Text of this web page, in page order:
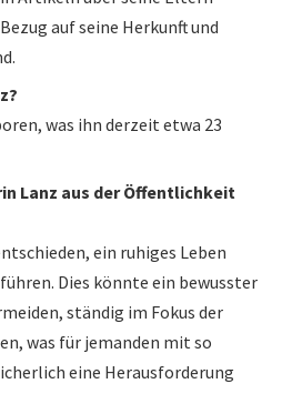
auf seine Herkunft und
was ihn derzeit etwa 23
Lanz aus der Öffentlichkeit
ein ruhiges Leben
Dies könnte ein bewusster
ständig im Fokus der
was für jemanden mit so
eine Herausforderung